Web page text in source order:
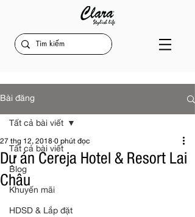
Bài đăng
Tất cả bài viết
Blog
Khuyến mãi
HDSD & Lắp đặt
Tất cả bài viết
Dự án Cereja Hotel & Resort Lai
Châu
27 thg 12, 2018 0 phút đọc